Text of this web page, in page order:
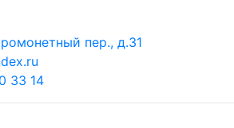
пер., д.31
33 14